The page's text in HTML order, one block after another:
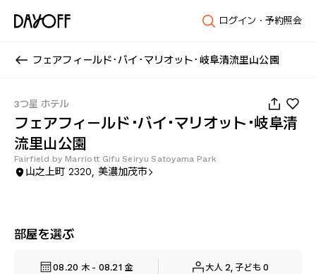
ログイン・予約照会
フェアフィールド･バイ･マリオット･岐阜清流里山公園
3つ星 ホテル
フェアフィールド･バイ･マリオット･岐阜清
流里山公園
Fairfield by Marriott Gifu Seiryu Satoyama Park
山之上町 2320, 美濃加茂市
部屋を選ぶ
08.20 木 - 08.21 金 大人 2, 子ども 0